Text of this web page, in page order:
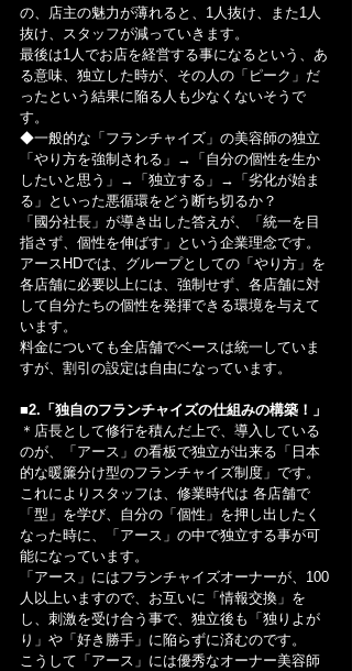
の、店主の魅力が薄れると、1人抜け、また1人
抜け、スタッフが減っていきます。
最後は1人でお店を経営する事になるという、あ
る意味、独立した時が、その人の「ピーク」だ
ったという結果に陥る人も少なくないそうで
す。
◆一般的な「フランチャイズ」の美容師の独立
「やり方を強制される」→「自分の個性を生か
したいと思う」→「独立する」→「劣化が始ま
る」といった悪循環をどう断ち切るか？
「國分社長」が導き出した答えが、「統一を目
指さず、個性を伸ばす」という企業理念です。
アースHDでは、グループとしての「やり方」を
各店舗に必要以上には、強制せず、各店舗に対
して自分たちの個性を発揮できる環境を与えて
います。
料金についても全店舗でベースは統一していま
すが、割引の設定は自由になっています。
■2.「独自のフランチャイズの仕組みの構築！」
＊店長として修行を積んだ上で、導入している
のが、「アース」の看板で独立が出来る「日本
的な暖簾分け型のフランチャイズ制度」です。
これによりスタッフは、修業時代は 各店舗で
「型」を学び、自分の「個性」を押し出したく
なった時に、「アース」の中で独立する事が可
能になっています。
「アース」にはフランチャイズオーナーが、100
人以上いますので、お互いに「情報交換」を
し、刺激を受け合う事で、独立後も「独りよが
り」や「好き勝手」に陥らずに済むのです。
こうして「アース」には優秀なオーナー美容師